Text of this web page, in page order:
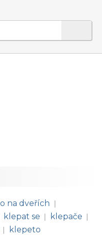
na dveřích |
klepat se | klepače |
|
klepeto